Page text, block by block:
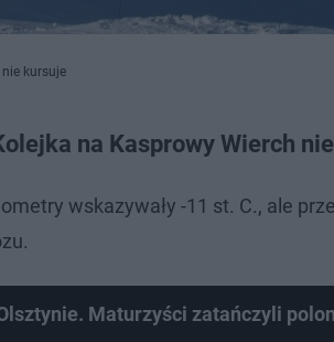
kursuje
na Kasprowy Wierch
wskazywały -11 st. C., ale
Maturzyści zatańczyli